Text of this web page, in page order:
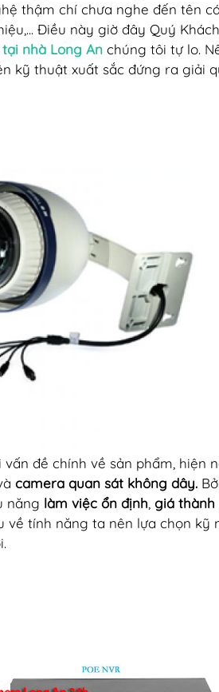
thậm chí chưa nghe đến tên
Điều này giờ đây Quý
nhà Long An chúng tôi tự lo.
kỹ thuật xuất sắc đứng ra giải
vấn đề chính về sản phẩm, hiện
camera quan sát không dây.
năng làm việc ổn định giá thành
về tính năng ta nên lựa chọn kỹ